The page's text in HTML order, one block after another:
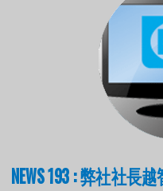
NEWS 193 : 弊社社長